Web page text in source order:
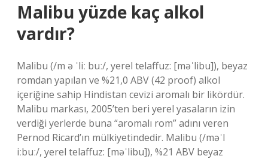
Malibu yüzde kaç alkol
vardır?
Malibu (/m ə ˈliː buː/, yerel telaffuz: [məˈlibu]), beyaz
romdan yapılan ve %21,0 ABV (42 proof) alkol
içeriğine sahip Hindistan cevizi aromalı bir likördür.
Malibu markası, 2005’ten beri yerel yasaların izin
verdiği yerlerde buna “aromalı rom” adını veren
Pernod Ricard’ın mülkiyetindedir. Malibu (/məˈl
iːbuː/, yerel telaffuz: [məˈlibu]), %21 ABV beyaz